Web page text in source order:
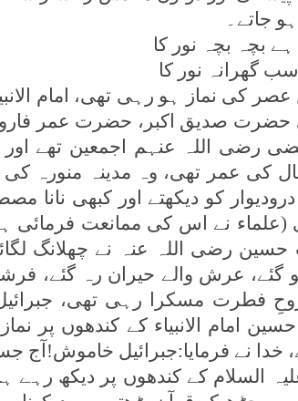
جاتے۔
بچہ بچہ نور کا
گھرانہ نور کا
کی نماز ہو رہی تھی، امام
حضرت صدیق اکبر، حضرت عمر
رضی اللہ عنہم اجمعین تھے
کی عمر تھی، وہ مدینہ منورہ کی
کو دیکھتے اور کبھی نانا
نے اس کی ممانعت فرمائی
رضی اللہ عنہ نے چھلانگ
گئے، عرش والے حیران رہ گئے،
فطرت مسکرا رہی تھی، جبرائیل
امام الانبیاء کے کندھوں پر
خدا نے فرمایا:جبرائیل
السلام کے کندھوں پر دیکھ